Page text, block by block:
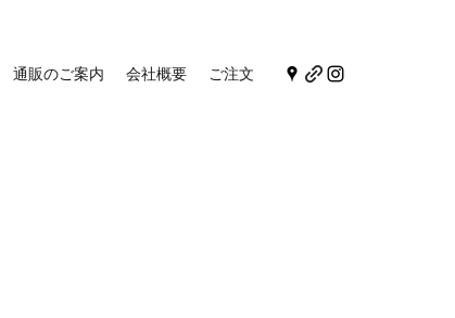
通販のご案内 会社概要 ご注文